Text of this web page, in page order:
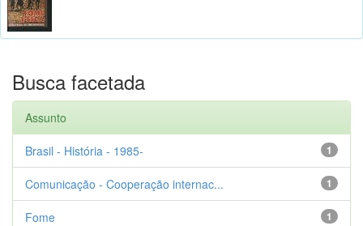
Busca facetada
Assunto
1
Brasil - História - 1985-
1
Comunicação - Cooperação internac...
1
Fome